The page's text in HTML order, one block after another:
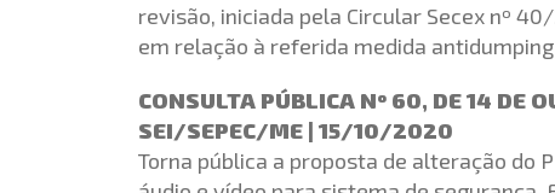
revisão, iniciada pela Circular Secex nº
em relação à referida medida
CONSULTA PÚBLICA Nº 60, DE 14 DE
SEI/SEPEC/ME | 15/10/2020
Torna pública a proposta de alteração do